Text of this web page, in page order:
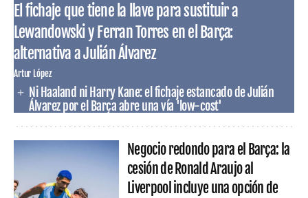
El fichaje que tiene la llave para sustituir a
Lewandowski y Ferran Torres en el Barça:
alternativa a Julián Álvarez
Artur López
Ni Haaland ni Harry Kane: el fichaje estancado de Julián
Álvarez por el Barça abre una vía 'low-cost'
Negocio redondo para el Barça: la
cesión de Ronald Araujo al
Liverpool incluye una opción de